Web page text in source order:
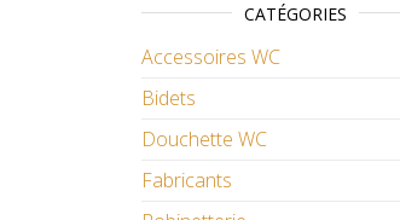
CATÉGORIES
Accessoires WC
Bidets
Douchette WC
Fabricants